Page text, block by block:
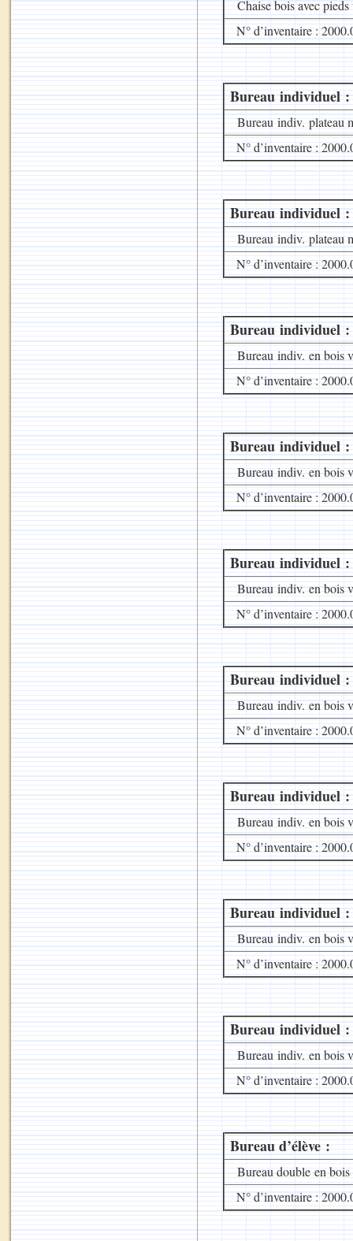
Chaise bois avec pieds
N° d’inventaire :
Bureau individuel :
Bureau indiv. plateau
N° d’inventaire :
Bureau individuel :
Bureau indiv. plateau
N° d’inventaire :
Bureau individuel :
Bureau indiv. en bois
N° d’inventaire :
Bureau individuel :
Bureau indiv. en bois
N° d’inventaire :
Bureau individuel :
Bureau indiv. en bois
N° d’inventaire :
Bureau individuel :
Bureau indiv. en bois
N° d’inventaire :
Bureau individuel :
Bureau indiv. en bois
N° d’inventaire :
Bureau individuel :
Bureau indiv. en bois
N° d’inventaire :
Bureau individuel :
Bureau indiv. en bois
N° d’inventaire :
Bureau d’élève :
Bureau double en bois
N° d’inventaire :